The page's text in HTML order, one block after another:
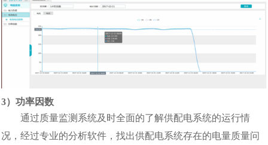
3）功率因数
通过质量监测系统及时全面的了解供配电系统的运行情
况，经过专业的分析软件，找出供配电系统存在的电量质量问